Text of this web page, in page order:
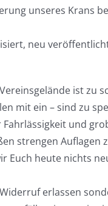
unseres Krans
neu
ist zu
mit ein – sind zu
und
strengen Auflagen
Euch heute nichts
erlassen